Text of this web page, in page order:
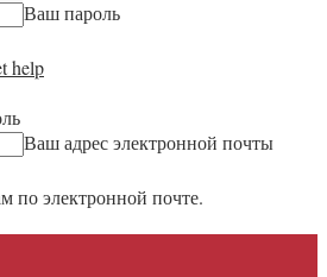
Ваш пароль
help
Ваш адрес электронной почты
по электронной почте.